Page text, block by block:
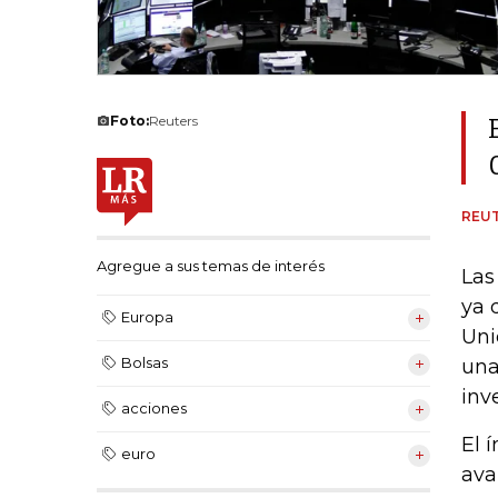
Foto:Reuters
Agregue a sus temas de interés
Europa
Bolsas
acciones
euro
ya
El